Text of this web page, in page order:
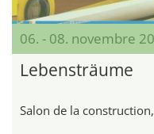
06. - 08. novembre
Lebensträume
Salon de la